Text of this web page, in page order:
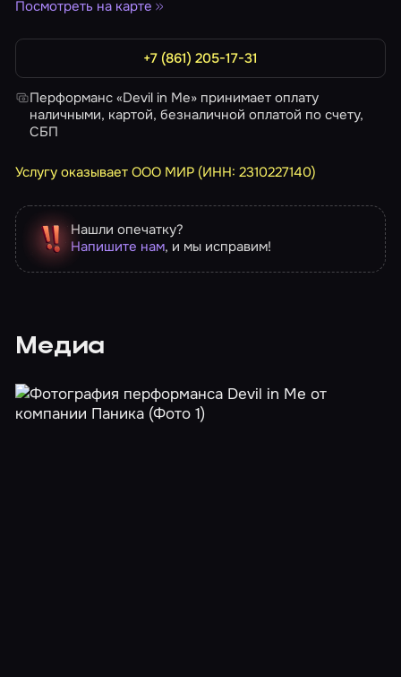
Посмотреть на карте
+7 (861) 205-17-31
Перформанс «Devil in Me» принимает оплату
наличными, картой, безналичной оплатой по счету,
СБП
Услугу оказывает ООО МИР (ИНН: 2310227140)
Нашли опечатку?
Напишите нам, и мы исправим!
Медиа